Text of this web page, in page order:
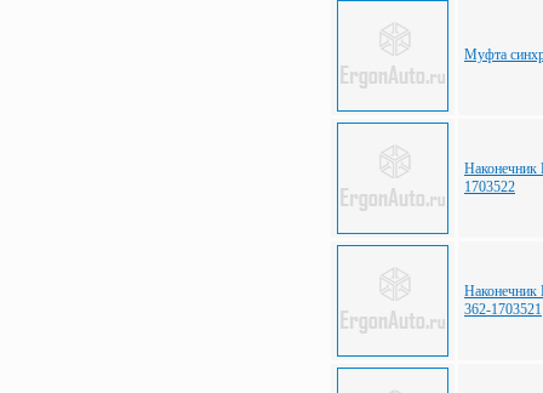
Муфта
1703522
362-1703521